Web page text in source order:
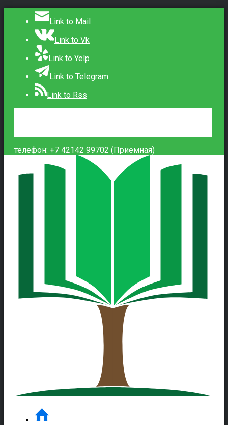
Link to Mail
Link to Vk
Link to Yelp
Link to Telegram
Link to Rss
телефон: +7 42142 99702 (Приемная)